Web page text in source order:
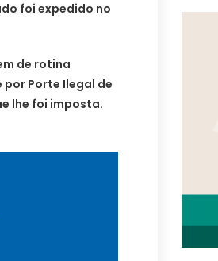
foi expedido no
de rotina
Porte Ilegal de
lhe foi imposta.